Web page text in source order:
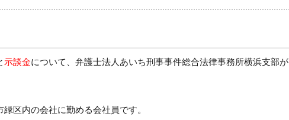
示談金について、弁護士法人あいち刑事事件総合法律事務所横浜支部が
区内の会社に勤める会社員です。